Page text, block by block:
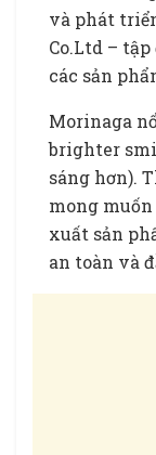
và phát
Co.Ltd –
các sản
Morinaga
brighter
sáng hơn).
mong
xuất sản
an toàn và